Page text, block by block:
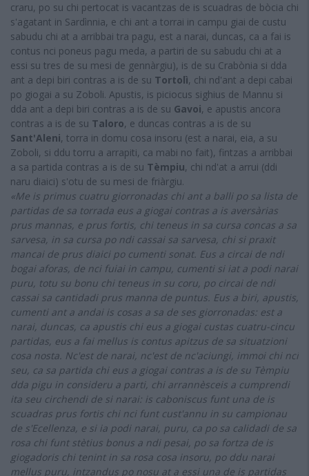
craru, po su chi pertocat is vacantzas de is scuadras de bòcia chi
s'agatant in Sardìnnia, e chi ant a torrai in campu giai de custu
sabudu chi at a arribbai tra pagu, est a narai, duncas, ca a fai is
contus nci poneus pagu meda, a partiri de su sabudu chi at a
essi su tres de su mesi de gennàrgiu), is de su Crabònia si dda
ant a depi biri contras a is de su Tortolì, chi nd'ant a depi cabai
po giogai a su Zoboli. Apustis, is piciocus sighius de Mannu si
dda ant a depi biri contras a is de su Gavoi, e apustis ancora
contras a is de su Taloro, e duncas contras a is de su
Sant'Aleni, torra in domu cosa insoru (est a narai, eia, a su
Zoboli, si ddu torru a arrapiti, ca mabi no fait), fintzas a arribbai
a sa partida contras a is de su Tèmpiu, chi nd'at a arrui (ddi
naru diaici) s'otu de su mesi de friàrgiu.
«Me is primus cuatru giorronadas chi ant a balli po sa lista de
partidas de sa torrada eus a giogai contras a is aversàrias
prus mannas, e prus fortis, chi teneus in sa cursa concas a sa
sarvesa, in sa cursa po ndi cassai sa sarvesa, chi si praxit
mancai de prus diaici po cumenti sonat. Eus a circai de ndi
bogai aforas, de nci fuiai in campu, cumenti si iat a podi narai
puru, totu su bonu chi teneus in su coru, po circai de ndi
cassai sa cantidadi prus manna de puntus. Eus a biri, apustis,
cumenti ant a andai is cosas a sa de ses giorronadas: est a
narai, duncas, ca apustis chi eus a giogai custas cuatru-cincu
partidas, eus a fai mellus is contus apitzus de sa situatzioni
cosa nosta. Nc'est de narai, nc'est de nc'aciungi, immoi chi nci
seu, ca sa partida chi eus a giogai contras a is de su Tèmpiu
dda pigu in consideru a parti, chi arrannèsceis a cumprendi
ita seu circhendi de si narai: is caboniscus funt una de is
scuadras prus fortis chi nci funt cust'annu in su campionau
de s'Ecellenza, e si ia podi narai, puru, ca po sa calidadi de sa
rosa chi funt stètius bonus a ndi pesai, po sa fortza de is
giogadoris chi tenint in sa rosa cosa insoru, po ddu narai
mellus puru, intzandus po nosu at a essi una de is partidas